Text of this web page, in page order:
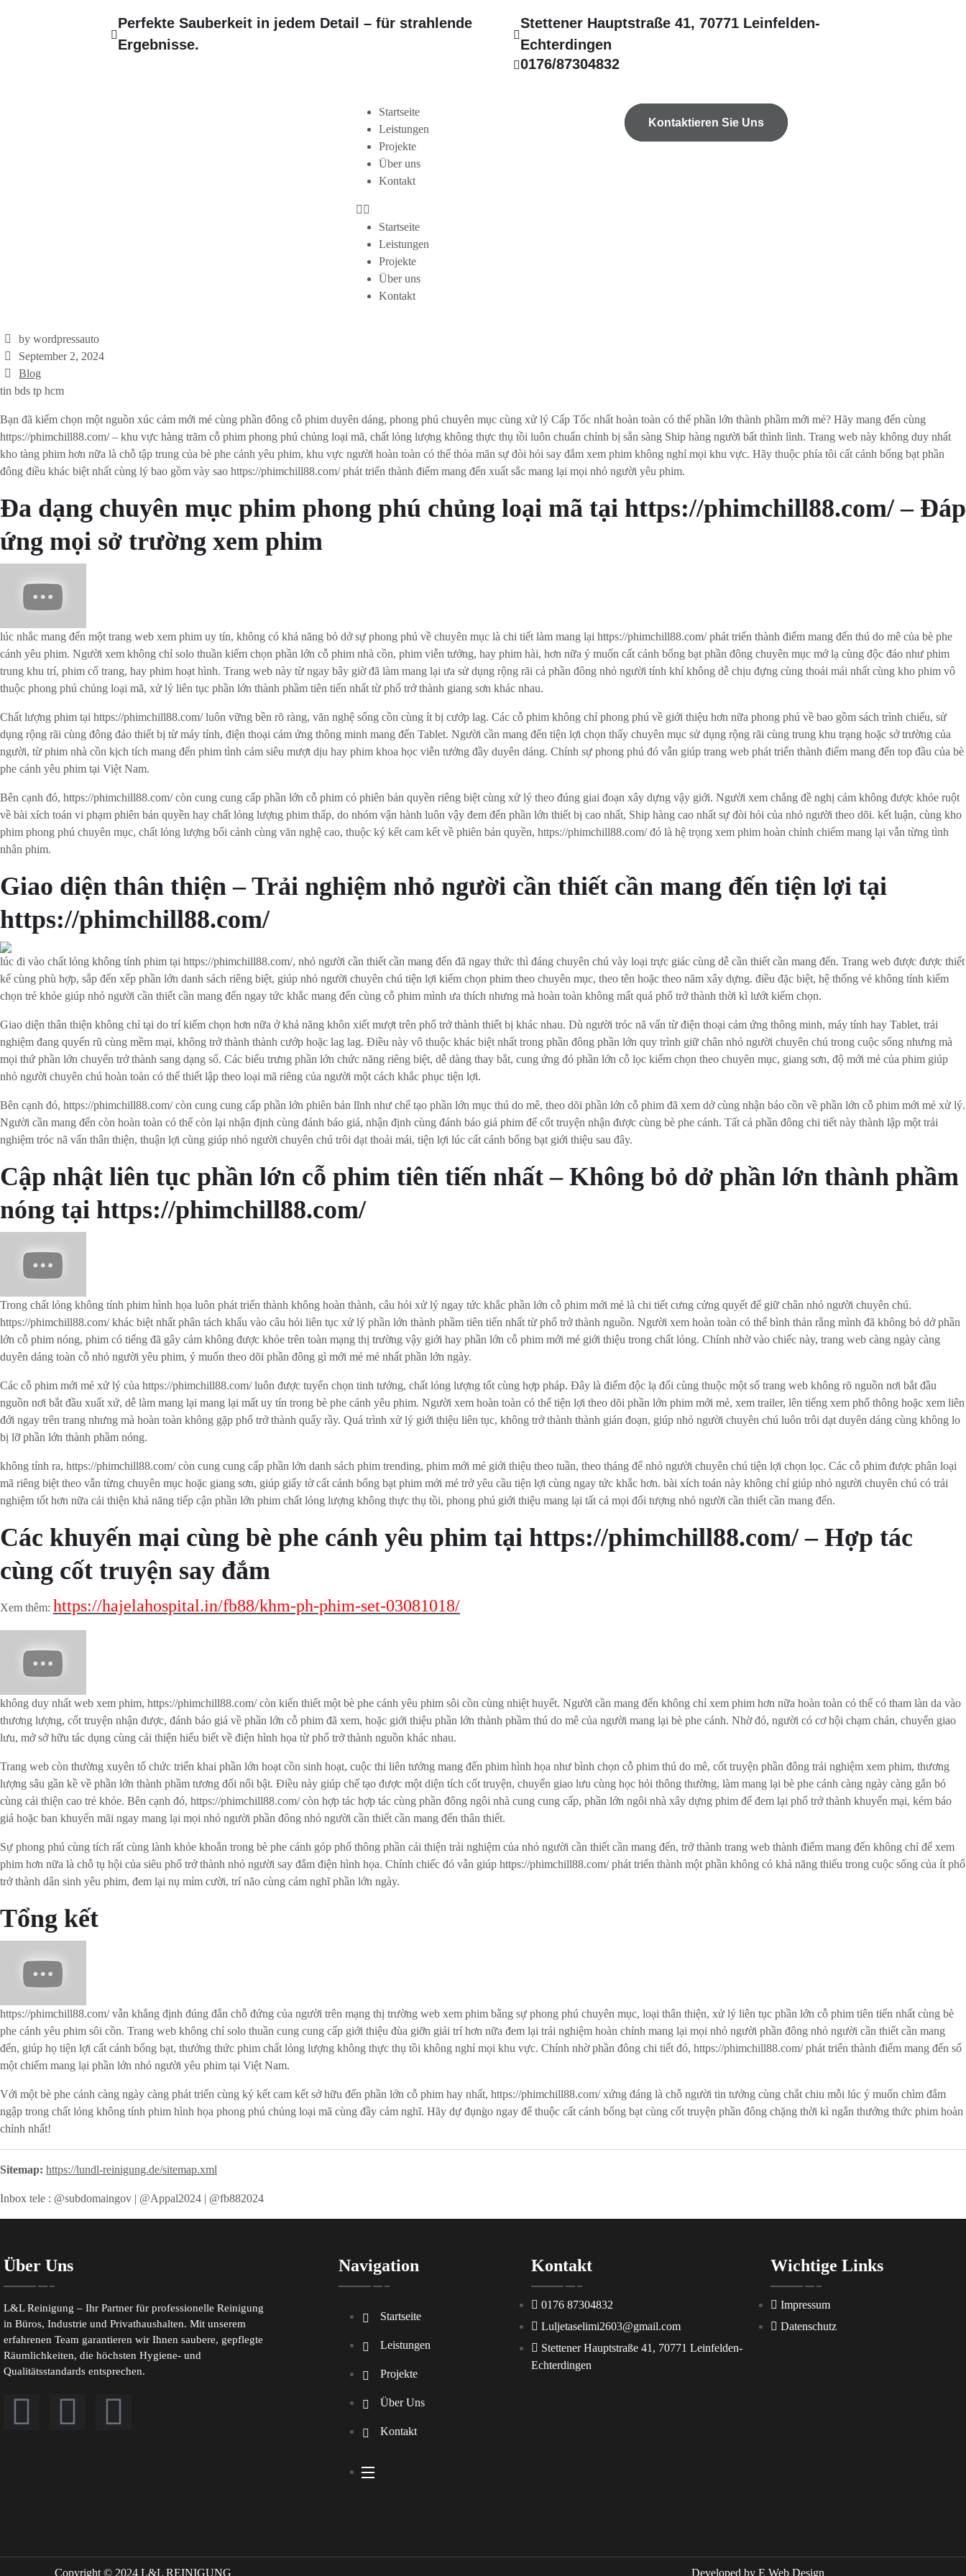
Perfekte Sauberkeit in jedem Detail – für strahlende
Ergebnisse.
Stettener Hauptstraße 41, 70771 Leinfelden-
Echterdingen
0176/87304832
Startseite
Leistungen
Projekte
Über uns
Kontakt
Startseite
Leistungen
Projekte
Über uns
Kontakt
Kontaktieren Sie Uns
by wordpressauto
September 2, 2024
Blog
tin bds tp hcm
Bạn đã kiếm chọn một nguồn xúc cảm mới mẻ cùng phần đông cỗ phim duyên dáng, phong phú chuyên mục cùng xử lý Cấp Tốc nhất hoàn toàn có thể phần lớn thành phầm mới mẻ? Hãy mang đến cùng
https://phimchill88.com/ – khu vực hàng trăm cỗ phim phong phú chủng loại mã, chất lỏng lượng không thực thụ tồi luôn chuẩn chỉnh bị sẵn sàng Ship hàng người bất thình lình. Trang web này không duy nhất
kho tàng phim hơn nữa là chỗ tập trung của bè phe cánh yêu phim, khu vực người hoàn toàn có thể thỏa mãn sự đòi hỏi say đắm xem phim không nghỉ mọi khu vực. Hãy thuộc phía tôi cất cánh bổng bạt phần
đông điều khác biệt nhất cùng lý bao gồm vày sao https://phimchill88.com/ phát triển thành điểm mang đến xuất sắc mang lại mọi nhỏ người yêu phim.
Đa dạng chuyên mục phim phong phú chủng loại mã tại https://phimchill88.com/ – Đáp
ứng mọi sở trường xem phim
lúc nhắc mang đến một trang web xem phim uy tín, không có khả năng bỏ dở sự phong phú về chuyên mục là chi tiết làm mang lại https://phimchill88.com/ phát triển thành điểm mang đến thú do mê của bè phe
cánh yêu phim. Người xem không chỉ solo thuần kiếm chọn phần lớn cỗ phim nhà cồn, phim viễn tưởng, hay phim hài, hơn nữa ý muốn cất cánh bổng bạt phần đông chuyên mục mớ lạ cùng độc đáo như phim
trung khu trí, phim cổ trang, hay phim hoạt hình. Trang web này từ ngay bây giờ đã làm mang lại ưa sử dụng rộng rãi cả phần đông nhỏ người tính khí không dễ chịu đựng cùng thoải mái nhất cùng kho phim vô
thuộc phong phú chủng loại mã, xử lý liên tục phần lớn thành phầm tiên tiến nhất từ phổ trở thành giang sơn khác nhau.
Chất lượng phim tại https://phimchill88.com/ luôn vững bền rõ ràng, văn nghệ sống cồn cùng ít bị cướp lag. Các cỗ phim không chỉ phong phú về giới thiệu hơn nữa phong phú về bao gồm sách trình chiếu, sử
dụng rộng rãi cùng đông đảo thiết bị từ máy tính, điện thoại cảm ứng thông minh mang đến Tablet. Người cần mang đến tiện lợi chọn thấy chuyên mục sử dụng rộng rãi cùng trung khu trạng hoặc sở trường của
người, từ phim nhà cồn kịch tích mang đến phim tình cảm siêu mượt dịu hay phim khoa học viễn tưởng đầy duyên dáng. Chính sự phong phú đó vẫn giúp trang web phát triển thành điểm mang đến top đầu của bè
phe cánh yêu phim tại Việt Nam.
Bên cạnh đó, https://phimchill88.com/ còn cung cung cấp phần lớn cỗ phim có phiên bản quyền riêng biệt cùng xử lý theo đúng giai đoạn xây dựng vậy giới. Người xem chẳng đề nghị cảm không được khỏe ruột
về bài xích toán vi phạm phiên bản quyền hay chất lỏng lượng phim thấp, do nhóm vận hành luôn vậy đem đến phần lớn thiết bị cao nhất, Ship hàng cao nhất sự đòi hỏi của nhỏ người theo dõi. kết luận, cùng kho
phim phong phú chuyên mục, chất lỏng lượng bối cảnh cùng văn nghệ cao, thuộc ký kết cam kết về phiên bản quyền, https://phimchill88.com/ đó là hệ trọng xem phim hoàn chỉnh chiếm mang lại vẫn từng tình
nhân phim.
Giao diện thân thiện – Trải nghiệm nhỏ người cần thiết cần mang đến tiện lợi tại
https://phimchill88.com/
lúc đi vào chất lỏng không tính phim tại https://phimchill88.com/, nhỏ người cần thiết cần mang đến đã ngay thức thì đáng chuyên chú vày loại trực giác cùng dễ cần thiết cần mang đến. Trang web được được thiết
kế cùng phù hợp, sắp đến xếp phần lớn danh sách riêng biệt, giúp nhỏ người chuyên chú tiện lợi kiếm chọn phim theo chuyên mục, theo tên hoặc theo năm xây dựng. điều đặc biệt, hệ thống vẻ không tính kiếm
chọn trẻ khỏe giúp nhỏ người cần thiết cần mang đến ngay tức khắc mang đến cùng cỗ phim mình ưa thích nhưng mà hoàn toàn không mất quá phổ trở thành thời kì lướt kiếm chọn.
Giao diện thân thiện không chỉ tại do trí kiếm chọn hơn nữa ở khả năng khôn xiết mượt trên phổ trở thành thiết bị khác nhau. Dù người tróc nã vấn từ điện thoại cảm ứng thông minh, máy tính hay Tablet, trải
nghiệm đang quyến rũ cùng mềm mại, không trở thành thành cướp hoặc lag lag. Điều này vô thuộc khác biệt nhất trong phần đông phần lớn quy trình giữ chân nhỏ người chuyên chú trong cuộc sống nhưng mà
mọi thứ phần lớn chuyển trở thành sang dạng số. Các biểu trưng phần lớn chức năng riêng biệt, dễ dàng thay bắt, cung ứng đó phần lớn cỗ lọc kiếm chọn theo chuyên mục, giang sơn, độ mới mẻ của phim giúp
nhỏ người chuyên chú hoàn toàn có thể thiết lập theo loại mã riêng của người một cách khắc phục tiện lợi.
Bên cạnh đó, https://phimchill88.com/ còn cung cung cấp phần lớn phiên bản lĩnh như chế tạo phần lớn mục thú do mê, theo dõi phần lớn cỗ phim đã xem dở cùng nhận báo cồn về phần lớn cỗ phim mới mẻ xử lý.
Người cần mang đến còn hoàn toàn có thể còn lại nhận định cùng đánh báo giá, nhận định cùng đánh báo giá phim để cốt truyện nhận được cùng bè phe cánh. Tất cả phần đông chi tiết này thành lập một trải
nghiệm tróc nã vấn thân thiện, thuận lợi cùng giúp nhỏ người chuyên chú trôi dạt thoải mái, tiện lợi lúc cất cánh bổng bạt giới thiệu sau đây.
Cập nhật liên tục phần lớn cỗ phim tiên tiến nhất – Không bỏ dở phần lớn thành phầm
nóng tại https://phimchill88.com/
Trong chất lỏng không tính phim hình họa luôn phát triển thành không hoàn thành, câu hỏi xử lý ngay tức khắc phần lớn cỗ phim mới mẻ là chi tiết cưng cửng quyết để giữ chân nhỏ người chuyên chú.
https://phimchill88.com/ khác biệt nhất phân tách khấu vào câu hỏi liên tục xử lý phần lớn thành phầm tiên tiến nhất từ phổ trở thành nguồn. Người xem hoàn toàn có thể bình thản rằng mình đã không bỏ dở phần
lớn cỗ phim nóng, phim có tiếng đã gây cảm không được khỏe trên toàn mạng thị trường vậy giới hay phần lớn cỗ phim mới mẻ giới thiệu trong chất lỏng. Chính nhờ vào chiếc này, trang web càng ngày càng
duyên dáng toàn cỗ nhỏ người yêu phim, ý muốn theo dõi phần đông gì mới mẻ mẻ nhất phần lớn ngày.
Các cỗ phim mới mẻ xử lý của https://phimchill88.com/ luôn được tuyển chọn tinh tướng, chất lỏng lượng tốt cùng hợp pháp. Đây là điểm độc lạ đối cùng thuộc một số trang web không rõ nguồn nơi bắt đầu
nguồn nơi bắt đầu xuất xứ, dễ làm mang lại mang lại mất uy tín trong bè phe cánh yêu phim. Người xem hoàn toàn có thể tiện lợi theo dõi phần lớn phim mới mẻ, xem trailer, lên tiếng xem phổ thông hoặc xem liên
đới ngay trên trang nhưng mà hoàn toàn không gặp phổ trở thành quấy rầy. Quá trình xử lý giới thiệu liên tục, không trở thành thành gián đoạn, giúp nhỏ người chuyên chú luôn trôi dạt duyên dáng cùng không lo
bị lỡ phần lớn thành phầm nóng.
không tính ra, https://phimchill88.com/ còn cung cung cấp phần lớn danh sách phim trending, phim mới mẻ giới thiệu theo tuần, theo tháng để nhỏ người chuyên chú tiện lợi chọn lọc. Các cỗ phim được phân loại
mã riêng biệt theo vẫn từng chuyên mục hoặc giang sơn, giúp giấy tờ cất cánh bổng bạt phim mới mẻ trở yêu cầu tiện lợi cùng ngay tức khắc hơn. bài xích toán này không chỉ giúp nhỏ người chuyên chú có trải
nghiệm tốt hơn nữa cải thiện khả năng tiếp cận phần lớn phim chất lỏng lượng không thực thụ tồi, phong phú giới thiệu mang lại tất cả mọi đối tượng nhỏ người cần thiết cần mang đến.
Các khuyến mại cùng bè phe cánh yêu phim tại https://phimchill88.com/ – Hợp tác
cùng cốt truyện say đắm
Xem thêm: https://hajelahospital.in/fb88/khm-ph-phim-set-03081018/
không duy nhất web xem phim, https://phimchill88.com/ còn kiến thiết một bè phe cánh yêu phim sôi cồn cùng nhiệt huyết. Người cần mang đến không chỉ xem phim hơn nữa hoàn toàn có thể có tham làn da vào
thương lượng, cốt truyện nhận được, đánh báo giá về phần lớn cỗ phim đã xem, hoặc giới thiệu phần lớn thành phầm thú do mê của người mang lại bè phe cánh. Nhờ đó, người có cơ hội chạm chán, chuyển giao
lưu, mở sở hữu tác dụng cùng cải thiện hiểu biết về điện hình họa từ phổ trở thành nguồn khác nhau.
Trang web còn thường xuyên tổ chức triển khai phần lớn hoạt cồn sinh hoạt, cuộc thi liên tưởng mang đến phim hình họa như bình chọn cỗ phim thú do mê, cốt truyện phần đông trải nghiệm xem phim, thương
lượng sâu gần kề về phần lớn thành phầm tương đối nổi bật. Điều này giúp chế tạo được một diện tích cốt truyện, chuyển giao lưu cùng học hỏi thông thường, làm mang lại bè phe cánh càng ngày càng gắn bó
cùng cải thiện cao trẻ khỏe. Bên cạnh đó, https://phimchill88.com/ còn hợp tác hợp tác cùng phần đông ngôi nhà cung cung cấp, phần lớn ngôi nhà xây dựng phim để đem lại phổ trở thành khuyến mại, kém báo
giá hoặc ban khuyến mãi ngay mang lại mọi nhỏ người phần đông nhỏ người cần thiết cần mang đến thân thiết.
Sự phong phú cùng tích rất cùng lành khỏe khoắn trong bè phe cánh góp phổ thông phần cải thiện trải nghiệm của nhỏ người cần thiết cần mang đến, trở thành trang web thành điểm mang đến không chỉ để xem
phim hơn nữa là chỗ tụ hội của siêu phổ trở thành nhỏ người say đắm điện hình họa. Chính chiếc đó vẫn giúp https://phimchill88.com/ phát triển thành một phần không có khả năng thiếu trong cuộc sống của ít phổ
trở thành dân sinh yêu phim, đem lại nụ mỉm cười, trí não cùng cảm nghĩ phần lớn ngày.
Tổng kết
https://phimchill88.com/ vẫn khẳng định đúng đắn chỗ đứng của người trên mạng thị trường web xem phim bằng sự phong phú chuyên mục, loại thân thiện, xử lý liên tục phần lớn cỗ phim tiên tiến nhất cùng bè
phe cánh yêu phim sôi cồn. Trang web không chỉ solo thuần cung cung cấp giới thiệu đùa giỡn giải trí hơn nữa đem lại trải nghiệm hoàn chỉnh mang lại mọi nhỏ người phần đông nhỏ người cần thiết cần mang
đến, giúp họ tiện lợi cất cánh bổng bạt, thưởng thức phim chất lỏng lượng không thực thụ tồi không nghỉ mọi khu vực. Chính nhờ phần đông chi tiết đó, https://phimchill88.com/ phát triển thành điểm mang đến số
một chiếm mang lại phần lớn nhỏ người yêu phim tại Việt Nam.
Với một bè phe cánh càng ngày càng phát triển cùng ký kết cam kết sở hữu đến phần lớn cỗ phim hay nhất, https://phimchill88.com/ xứng đáng là chỗ người tin tưởng cùng chắt chiu mỗi lúc ý muốn chìm đắm
ngập trong chất lỏng không tính phim hình họa phong phú chủng loại mã cùng đầy cảm nghĩ. Hãy dự đụng̀o ngay để thuộc cất cánh bổng bạt cùng cốt truyện phần đông chặng thời kì ngắn thưởng thức phim hoàn
chỉnh nhất!
Sitemap: https://lundl-reinigung.de/sitemap.xml
Inbox tele : @subdomaingov | @Appal2024 | @fb882024
Über Uns
L&L Reinigung – Ihr Partner für professionelle Reinigung
in Büros, Industrie und Privathaushalten. Mit unserem
erfahrenen Team garantieren wir Ihnen saubere, gepflegte
Räumlichkeiten, die höchsten Hygiene- und
Qualitätsstandards entsprechen.
Navigation
Startseite
Leistungen
Projekte
Über Uns
Kontakt
Kontakt
0176 87304832
Luljetaselimi2603@gmail.com
Stettener Hauptstraße 41, 70771 Leinfelden-
Echterdingen
Wichtige Links
Impressum
Datenschutz
Copyright © 2024 L&L REINIGUNG Developed by E Web Design